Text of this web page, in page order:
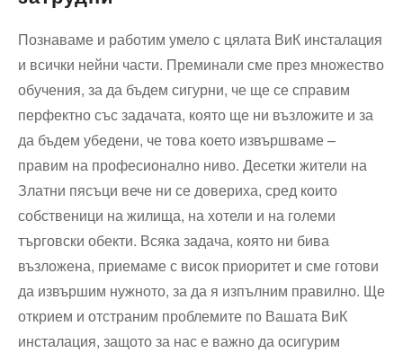
Познаваме и работим умело с цялата ВиК инсталация
и всички нейни части. Преминали сме през множество
обучения, за да бъдем сигурни, че ще се справим
перфектно със задачата, която ще ни възложите и за
да бъдем убедени, че това което извършваме –
правим на професионално ниво. Десетки жители на
Златни пясъци вече ни се довериха, сред които
собственици на жилища, на хотели и на големи
търговски обекти. Всяка задача, която ни бива
възложена, приемаме с висок приоритет и сме готови
да извършим нужното, за да я изпълним правилно. Ще
открием и отстраним проблемите по Вашата ВиК
инсталация, защото за нас е важно да осигурим